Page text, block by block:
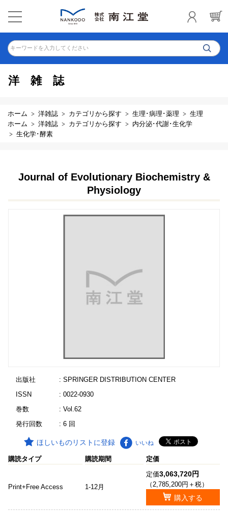
キーワードを入力してください
洋雑誌
ホーム 洋雑誌 カテゴリから探す 生理･病理･薬理
生理
ホーム
洋雑誌 カテゴリから探す
内分泌･代謝･生化学
生化学･酵素
Journal of Evolutionary Biochemistry &
Physiology
出版社
: SPRINGER DISTRIBUTION CENTER
ISSN
: 0022-0930
巻数
: Vol.62
発行回数
: 6 回
ほしいものリストに登録 いいね
購読タイプ 購読期間 定価
Print+Free Access 1-12月
定価3,063,720円
（2,785,200円＋税）
購入する